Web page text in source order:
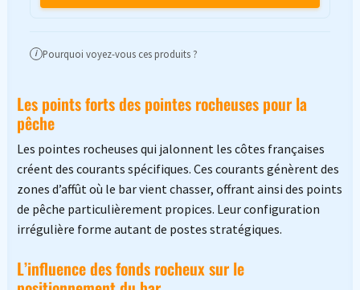
i Pourquoi voyez-vous ces produits ?
Les points forts des pointes rocheuses pour la
pêche
Les pointes rocheuses qui jalonnent les côtes françaises
créent des courants spécifiques. Ces courants génèrent des
zones d’affût où le bar vient chasser, offrant ainsi des points
de pêche particulièrement propices. Leur configuration
irrégulière forme autant de postes stratégiques.
L’influence des fonds rocheux sur le